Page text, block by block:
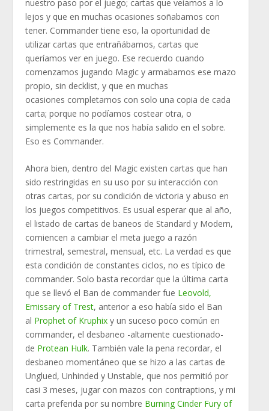
nuestro paso por el juego; cartas que veíamos a lo
lejos y que en muchas ocasiones soñabamos con
tener. Commander tiene eso, la oportunidad de
utilizar cartas que entrañábamos, cartas que
queríamos ver en juego. Ese recuerdo cuando
comenzamos jugando Magic y armabamos ese mazo
propio, sin decklist, y que en muchas
ocasiones completamos con solo una copia de cada
carta; porque no podíamos costear otra, o
simplemente es la que nos había salido en el sobre.
Eso es Commander.
Ahora bien, dentro del Magic existen cartas que han
sido restringidas en su uso por su interacción con
otras cartas, por su condición de victoria y abuso en
los juegos competitivos. Es usual esperar que al año,
el listado de cartas de baneos de Standard y Modern,
comiencen a cambiar el meta juego a razón
trimestral, semestral, mensual, etc. La verdad es que
esta condición de constantes ciclos, no es típico de
commander. Solo basta recordar que la última carta
que se llevó el Ban de commander fue Leovold,
Emissary of Trest, anterior a eso había sido el Ban
al Prophet of Kruphix y un suceso poco común en
commander, el desbaneo -altamente cuestionado-
de Protean Hulk. También vale la pena recordar, el
desbaneo momentáneo que se hizo a las cartas de
Unglued, Unhinded y Unstable, que nos permitió por
casi 3 meses, jugar con mazos con contraptions, y mi
carta preferida por su nombre Burning Cinder Fury of